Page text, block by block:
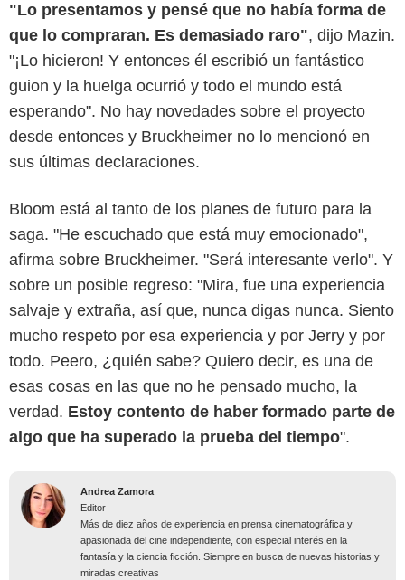
"Lo presentamos y pensé que no había forma de
que lo compraran. Es demasiado raro", dijo Mazin.
"¡Lo hicieron! Y entonces él escribió un fantástico
guion y la huelga ocurrió y todo el mundo está
esperando". No hay novedades sobre el proyecto
desde entonces y Bruckheimer no lo mencionó en
sus últimas declaraciones.
Bloom está al tanto de los planes de futuro para la
saga. "He escuchado que está muy emocionado",
afirma sobre Bruckheimer. "Será interesante verlo". Y
sobre un posible regreso: "Mira, fue una experiencia
salvaje y extraña, así que, nunca digas nunca. Siento
mucho respeto por esa experiencia y por Jerry y por
todo. Peero, ¿quién sabe? Quiero decir, es una de
esas cosas en las que no he pensado mucho, la
verdad. Estoy contento de haber formado parte de
algo que ha superado la prueba del tiempo".
Andrea Zamora
Editor
Más de diez años de experiencia en prensa cinematográfica y
apasionada del cine independiente, con especial interés en la
fantasía y la ciencia ficción. Siempre en busca de nuevas historias y
miradas creativas